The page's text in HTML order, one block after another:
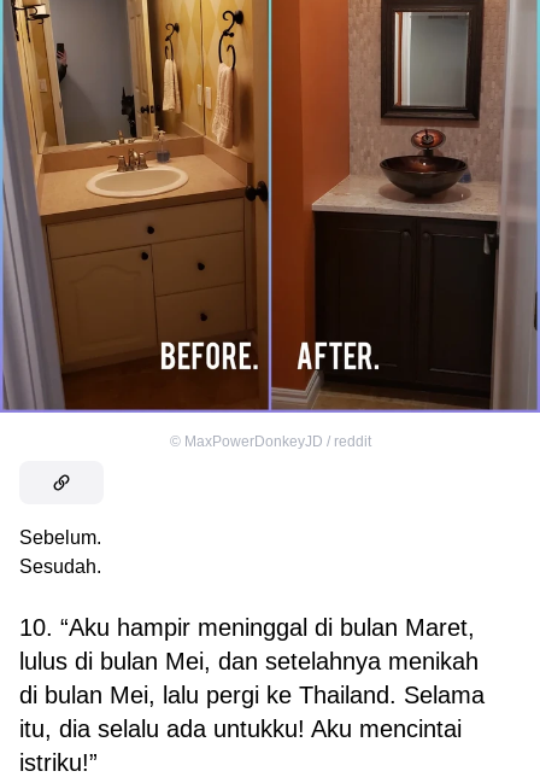
© MaxPowerDonkeyJD / reddit
Sebelum.
Sesudah.
10. “Aku hampir meninggal di bulan Maret,
lulus di bulan Mei, dan setelahnya menikah
di bulan Mei, lalu pergi ke Thailand. Selama
itu, dia selalu ada untukku! Aku mencintai
istriku!”